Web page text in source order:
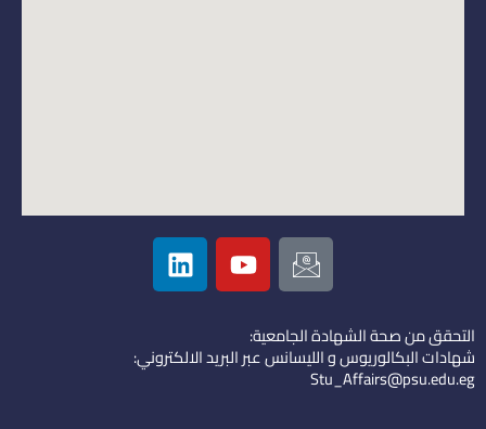
I
c
o
n
-
e
Y
o
u
u
b
L
i
n
e
d
التحقق من صحة الشهادة الجامعية:
شهادات البكالوريوس و الليسانس عبر البريد الالكتروني:
Stu_Affairs@psu.edu.eg